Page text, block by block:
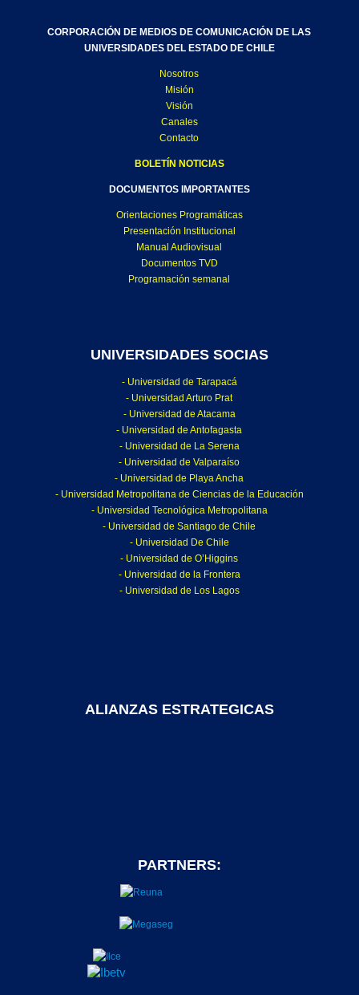
CORPORACIÓN DE MEDIOS DE COMUNICACIÓN DE LAS
UNIVERSIDADES DEL ESTADO DE CHILE
Nosotros
Misión
Visión
Canales
Contacto
BOLETÍN NOTICIAS
DOCUMENTOS IMPORTANTES
Orientaciones Programáticas
Presentación Institucional
Manual Audiovisual
Documentos TVD
Programación semanal
UNIVERSIDADES SOCIAS
- Universidad de Tarapacá
- Universidad Arturo Prat
- Universidad de Atacama
- Universidad de Antofagasta
- Universidad de La Serena
- Universidad de Valparaíso
- Universidad de Playa Ancha
- Universidad Metropolitana de Ciencias de la Educación
- Universidad Tecnológica Metropolitana
- Universidad de Santiago de Chile
- Universidad De Chile
- Universidad de O’Higgins
- Universidad de la Frontera
- Universidad de Los Lagos
ALIANZAS ESTRATEGICAS
PARTNERS: